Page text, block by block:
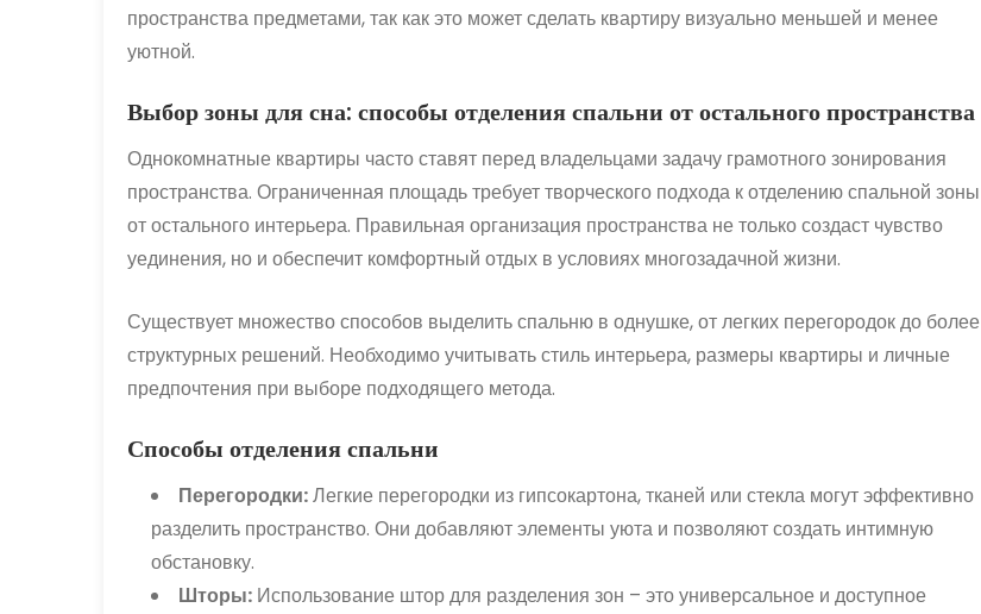
пространства предметами, так как это может сделать квартиру визуально меньшей и менее
уютной.
Выбор зоны для сна: способы отделения спальни от остального пространства
Однокомнатные квартиры часто ставят перед владельцами задачу грамотного зонирования
пространства. Ограниченная площадь требует творческого подхода к отделению спальной зоны
от остального интерьера. Правильная организация пространства не только создаст чувство
уединения, но и обеспечит комфортный отдых в условиях многозадачной жизни.
Существует множество способов выделить спальню в однушке, от легких перегородок до более
структурных решений. Необходимо учитывать стиль интерьера, размеры квартиры и личные
предпочтения при выборе подходящего метода.
Способы отделения спальни
Перегородки:Легкие перегородки из гипсокартона, тканей или стекла могут эффективно
разделить пространство. Они добавляют элементы уюта и позволяют создать интимную
обстановку.
Шторы: Использование штор для разделения зон – это универсальное и доступное